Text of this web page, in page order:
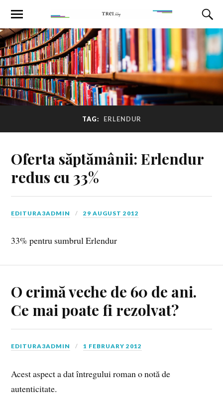
TAG: ERLENDUR
Oferta săptămânii: Erlendur
redus cu 33%
EDITURA3ADMIN 29 AUGUST 2012
33% pentru sumbrul Erlendur
O crimă veche de 60 de ani.
Ce mai poate fi rezolvat?
EDITURA3ADMIN 1 FEBRUARY 2012
Acest aspect a dat întregului roman o notă de
autenticitate.